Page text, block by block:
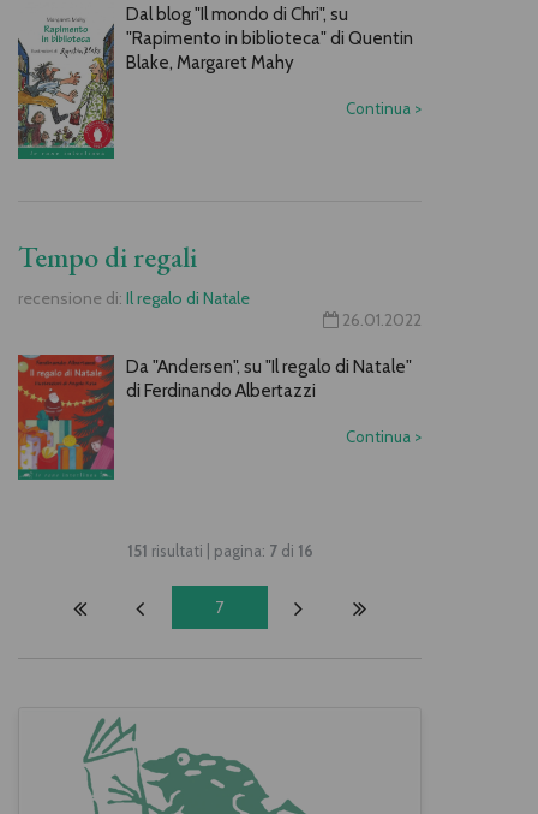
Dal blog "Il mondo di Chri", su
"Rapimento in biblioteca" di Quentin
Blake, Margaret Mahy
Continua >
Tempo di regali
recensione di: Il regalo di Natale
26.01.2022
Da "Andersen", su "Il regalo di Natale"
di Ferdinando Albertazzi
Continua >
151 risultati | pagina: 7di 16
7